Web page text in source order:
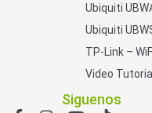
Ubiquiti
Ubiquiti
TP-Link –
Video
Siguenos